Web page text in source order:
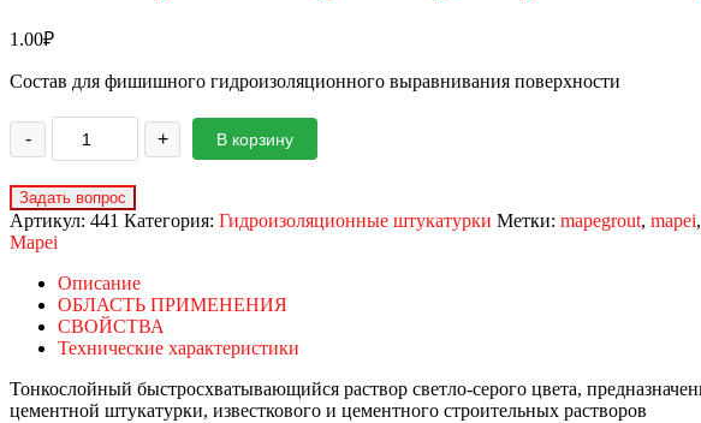
1.00₽
Состав для фишишного гидроизоляционного выравнивания поверхности
- + В корзину
Артикул: 441 Категория: Гидроизоляционные штукатурки Метки: mapegrout, mapei,
Mapei
Описание
ОБЛАСТЬ ПРИМЕНЕНИЯ
СВОЙСТВА
Технические характеристики
Тонкослойный быстросхватывающийся раствор светло-серого цвета,
цементной штукатурки, известкового и цементного строительных растворов